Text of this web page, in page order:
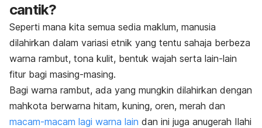
cantik?
Seperti mana kita semua sedia maklum, manusia
dilahirkan dalam variasi etnik yang tentu sahaja berbeza
warna rambut, tona kulit, bentuk wajah serta lain-lain
fitur bagi masing-masing.
Bagi warna rambut, ada yang mungkin dilahirkan dengan
mahkota berwarna hitam, kuning, oren, merah dan
macam-macam lagi warna lain dan ini juga anugerah Ilahi